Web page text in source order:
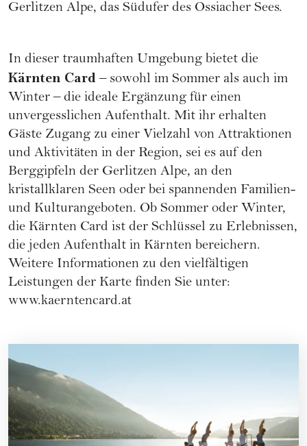
Gerlitzen Alpe, das Südufer des Ossiacher Sees.
In dieser traumhaften Umgebung bietet die
Kärnten Card– sowohl im Sommer als auch im
Winter – die ideale Ergänzung für einen
unvergesslichen Aufenthalt. Mit ihr erhalten
Gäste Zugang zu einer Vielzahl von Attraktionen
und Aktivitäten in der Region, sei es auf den
Berggipfeln der Gerlitzen Alpe, an den
kristallklaren Seen oder bei spannenden Familien-
und Kulturangeboten. Ob Sommer oder Winter,
die Kärnten Card ist der Schlüssel zu Erlebnissen,
die jeden Aufenthalt in Kärnten bereichern.
Weitere Informationen zu den vielfältigen
Leistungen der Karte finden Sie unter:
www.kaerntencard.at